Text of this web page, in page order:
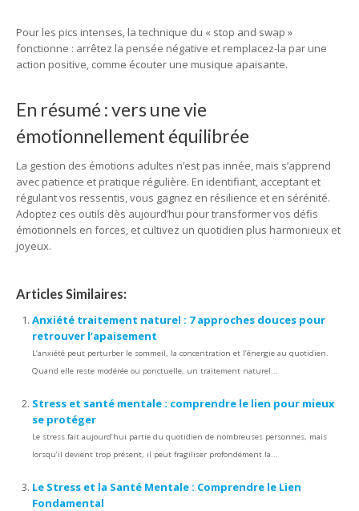
Pour les pics intenses, la technique du « stop and swap »
fonctionne : arrêtez la pensée négative et remplacez-la par une
action positive, comme écouter une musique apaisante.
En résumé : vers une vie
émotionnellement équilibrée
La gestion des émotions adultes n’est pas innée, mais s’apprend
avec patience et pratique régulière. En identifiant, acceptant et
régulant vos ressentis, vous gagnez en résilience et en sérénité.
Adoptez ces outils dès aujourd’hui pour transformer vos défis
émotionnels en forces, et cultivez un quotidien plus harmonieux et
joyeux.
Articles Similaires:
Anxiété traitement naturel : 7 approches douces pour
retrouver l’apaisement
L’anxiété peut perturber le sommeil, la concentration et l’énergie au quotidien.
Quand elle reste modérée ou ponctuelle, un traitement naturel...
Stress et santé mentale : comprendre le lien pour mieux
se protéger
Le stress fait aujourd’hui partie du quotidien de nombreuses personnes, mais
lorsqu’il devient trop présent, il peut fragiliser profondément la...
Le Stress et la Santé Mentale : Comprendre le Lien
Fondamental